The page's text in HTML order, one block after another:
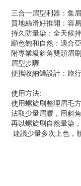
三合一眉型利器：集
質地絲滑好推開：容
持久防暈染：全天候
顯色飽和自然：適合
附專業級斜角雙頭眉
眉型步驟
便攜收納罐設計：旅
使用方法:
使用螺旋刷整理眉毛
沾取少量眉膠，用斜
再以螺旋刷自然暈染
建議少量多次上色，